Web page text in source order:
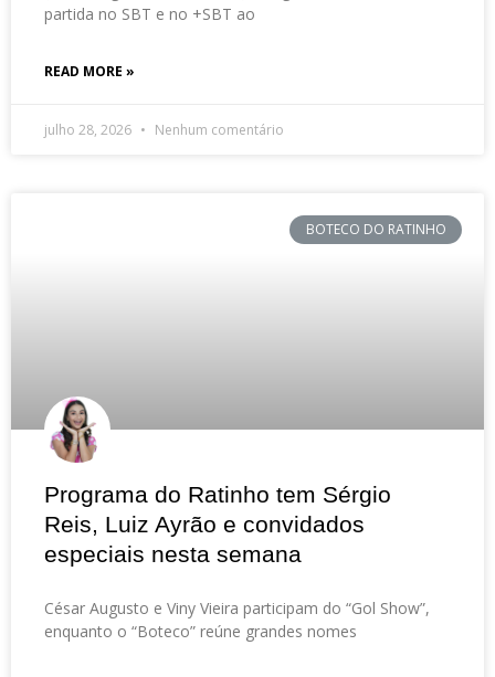
partida no SBT e no +SBT ao
READ MORE »
julho 28, 2026 Nenhum comentário
BOTECO DO RATINHO
Programa do Ratinho tem Sérgio
Reis, Luiz Ayrão e convidados
especiais nesta semana
César Augusto e Viny Vieira participam do “Gol Show”,
enquanto o “Boteco” reúne grandes nomes